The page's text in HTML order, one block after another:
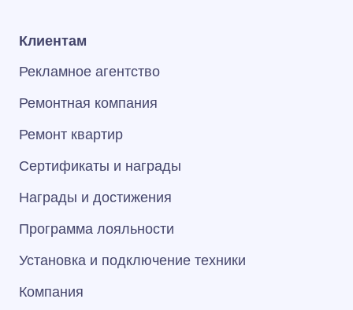
Клиентам
Рекламное агентство
Ремонтная компания
Ремонт квартир
Сертификаты и награды
Награды и достижения
Программа лояльности
Установка и подключение техники
Компания